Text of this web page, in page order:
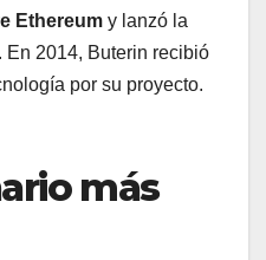
Ethereum y lanzó la
En 2014, Buterin recibió
por su proyecto.
más